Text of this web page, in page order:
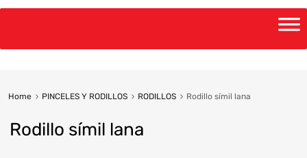
content
Home PINCELES Y RODILLOS RODILLOS Rodillo símil lana
Rodillo símil lana